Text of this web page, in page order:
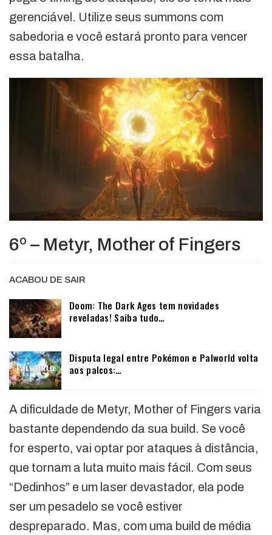
gerenciável. Utilize seus summons com
sabedoria e você estará pronto para vencer
essa batalha.
6º – Metyr, Mother of Fingers
ACABOU DE SAIR
Doom: The Dark Ages tem novidades
reveladas! Saiba tudo…
Disputa legal entre Pokémon e Palworld volta
aos palcos:…
A dificuldade de Metyr, Mother of Fingers varia
bastante dependendo da sua build. Se você
for esperto, vai optar por ataques à distância,
que tornam a luta muito mais fácil. Com seus
“Dedinhos” e um laser devastador, ela pode
ser um pesadelo se você estiver
despreparado. Mas, com uma build de média